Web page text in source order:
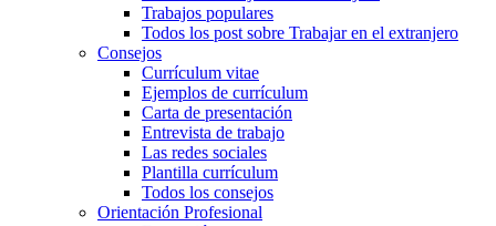
Trabajos populares
Todos los post sobre Trabajar en el extranjero
Consejos
Currículum vitae
Ejemplos de currículum
Carta de presentación
Entrevista de trabajo
Las redes sociales
Plantilla currículum
Todos los consejos
Orientación Profesional